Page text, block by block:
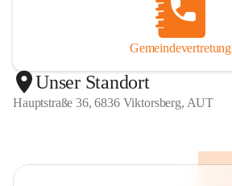
Gemeindevertretung
Unser Standort
Hauptstraße 36, 6836 Viktorsberg, AUT